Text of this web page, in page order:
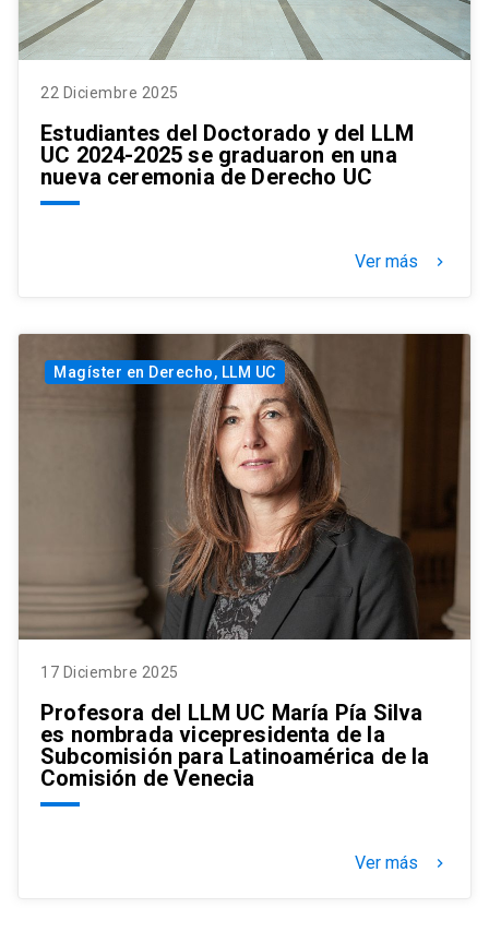
22 Diciembre 2025
Estudiantes del Doctorado y del LLM
UC 2024-2025 se graduaron en una
nueva ceremonia de Derecho UC
Ver más keyboard_arrow_right
Magíster en Derecho, LLM UC
17 Diciembre 2025
Profesora del LLM UC María Pía Silva
es nombrada vicepresidenta de la
Subcomisión para Latinoamérica de la
Comisión de Venecia
Ver más keyboard_arrow_right